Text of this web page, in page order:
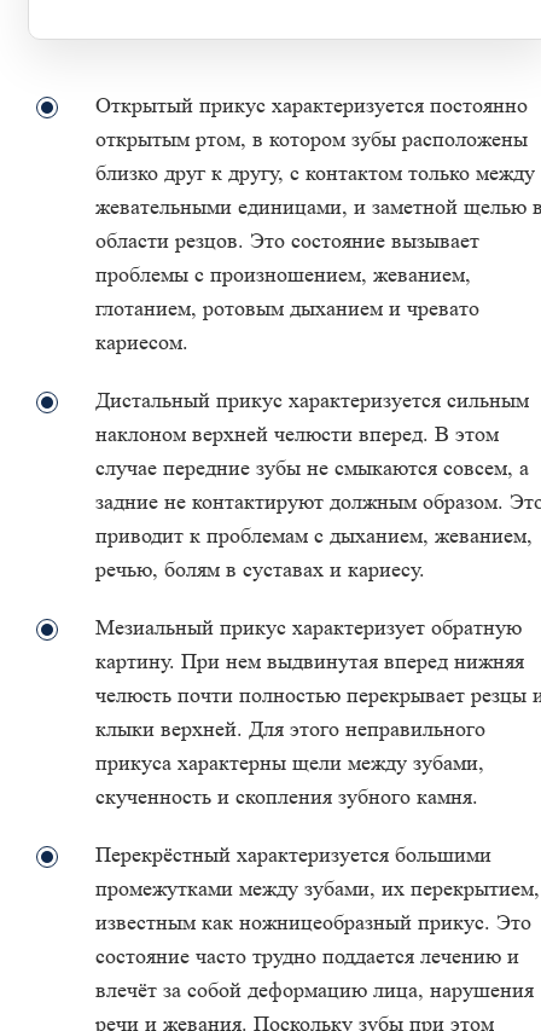
Открытый прикус характеризуется постоянно
открытым ртом, в котором зубы расположены
близко друг к другу, с контактом только между
жевательными единицами, и заметной щелью
области резцов. Это состояние вызывает
проблемы с произношением, жеванием,
глотанием, ротовым дыханием и чревато
кариесом.
Дистальный прикус характеризуется сильным
наклоном верхней челюсти вперед. В этом
случае передние зубы не смыкаются совсем, а
задние не контактируют должным образом.
приводит к проблемам с дыханием, жеванием,
речью, болям в суставах и кариесу.
Мезиальный прикус характеризует обратную
картину. При нем выдвинутая вперед нижняя
челюсть почти полностью перекрывает резцы
клыки верхней. Для этого неправильного
прикуса характерны щели между зубами,
скученность и скопления зубного камня.
Перекрёстный характеризуется большими
промежутками между зубами, их перекрытием,
известным как ножницеобразный прикус. Это
состояние часто трудно поддается лечению и
влечёт за собой деформацию лица, нарушения
речи и жевания. Поскольку зубы при этом